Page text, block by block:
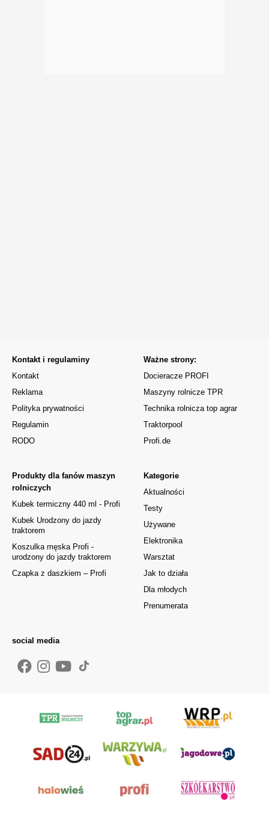
Kontakt i regulaminy
Kontakt
Reklama
Polityka prywatności
Regulamin
RODO
Kategorie
Aktualności
Testy
Używane
Elektronika
Warsztat
Jak to działa
Dla młodych
Prenumerata
Produkty dla fanów maszyn
rolniczych
Kubek termiczny 440 ml - Profi
Kubek Urodzony do jazdy
traktorem
Koszulka męska Profi -
urodzony do jazdy traktorem
Czapka z daszkiem – Profi
Ważne strony:
Docieracze PROFI
Maszyny rolnicze TPR
Technika rolnicza top agrar
Traktorpool
Profi.de
social media